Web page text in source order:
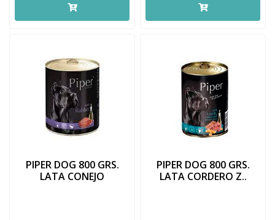
PIPER DOG 800 GRS.
LATA CONEJO
PIPER DOG 800 GRS.
LATA CORDERO Z..